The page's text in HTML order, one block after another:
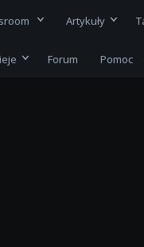
Artykuły
Forum Pomoc